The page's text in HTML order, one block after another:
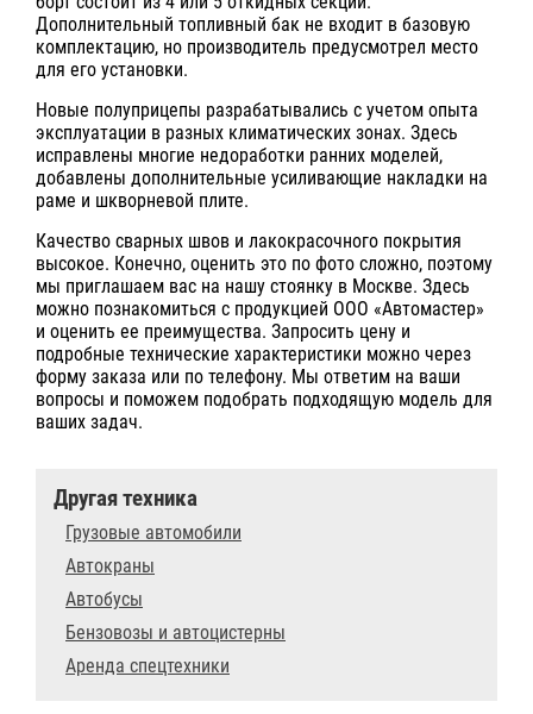
Дополнительный топливный бак не входит в базовую
комплектацию, но производитель предусмотрел место
для его установки.
Новые полуприцепы разрабатывались с учетом опыта
эксплуатации в разных климатических зонах. Здесь
исправлены многие недоработки ранних моделей,
добавлены дополнительные усиливающие накладки на
раме и шкворневой плите.
Качество сварных швов и лакокрасочного покрытия
высокое. Конечно, оценить это по фото сложно, поэтому
мы приглашаем вас на нашу стоянку в Москве. Здесь
можно познакомиться с продукцией ООО «Автомастер»
и оценить ее преимущества. Запросить цену и
подробные технические характеристики можно через
форму заказа или по телефону. Мы ответим на ваши
вопросы и поможем подобрать подходящую модель для
ваших задач.
Другая техника
Грузовые автомобили
Автокраны
Автобусы
Бензовозы и автоцистерны
Аренда спецтехники